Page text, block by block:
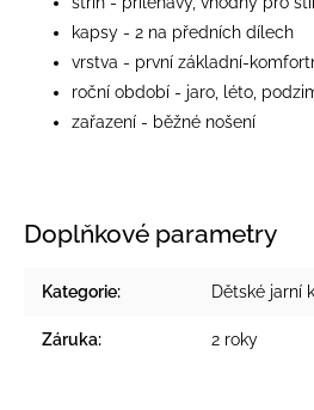
kapsy - 2 na předních dílech
vrstva - první základní-
roční období - jaro, léto,
zařazení - běžné nošení
Doplňkové parametry
Kategorie: Dětské jarní
Záruka: 2 roky